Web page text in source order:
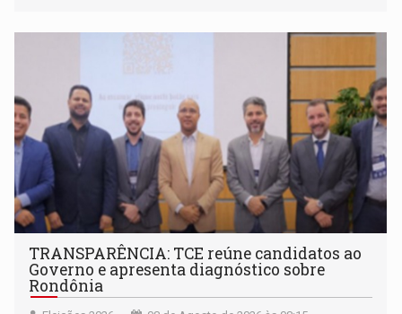
TRANSPARÊNCIA: TCE reúne candidatos ao
Governo e apresenta diagnóstico sobre
Rondônia